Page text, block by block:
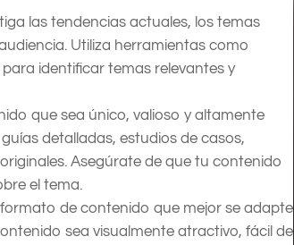
las tendencias actuales, los temas
Utiliza herramientas como
identificar temas relevantes y
que sea único, valioso y altamente
detalladas, estudios de casos,
Asegúrate de que tu contenido
el tema.
de contenido que mejor se adapte
sea visualmente atractivo, fácil de